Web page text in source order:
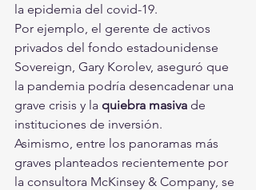
la epidemia del covid-19.
Por ejemplo, el gerente de activos
privados del fondo estadounidense
Sovereign, Gary Korolev, aseguró que
la pandemia podría desencadenar una
grave crisis y la quiebra masiva de
instituciones de inversión.
Asimismo, entre los panoramas más
graves planteados recientemente por
la consultora McKinsey & Company, se